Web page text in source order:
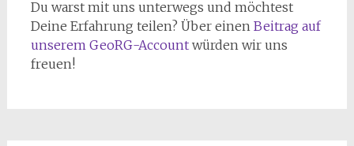
Du warst mit uns unterwegs und möchtest
Deine Erfahrung teilen? Über einen Beitrag auf
unserem GeoRG-Accountwürden wir uns
freuen!